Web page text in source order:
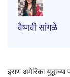
वैष्णवी सांगळे
इराण अमेरिका